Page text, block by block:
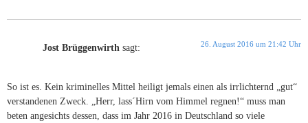
Jost Brüggenwirth sagt: 26. August 2016 um 21:42 Uhr
So ist es. Kein kriminelles Mittel heiligt jemals einen als irrlichternd „gut“
verstandenen Zweck. „Herr, lass´Hirn vom Himmel regnen!“ muss man
beten angesichts dessen, dass im Jahr 2016 in Deutschland so viele